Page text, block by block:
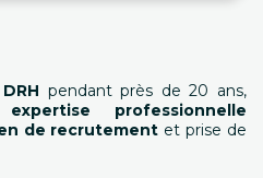
DRH pendant près de 20 ans,
expertise professionnelle
de recrutement et prise de